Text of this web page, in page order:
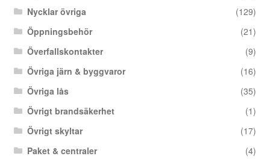
Nycklar övriga
(129)
Öppningsbehör
(21)
Överfallskontakter
(9)
Övriga järn & byggvaror
(16)
Övriga lås
(35)
Övrigt brandsäkerhet
(1)
Övrigt skyltar
(17)
Paket & centraler
(4)